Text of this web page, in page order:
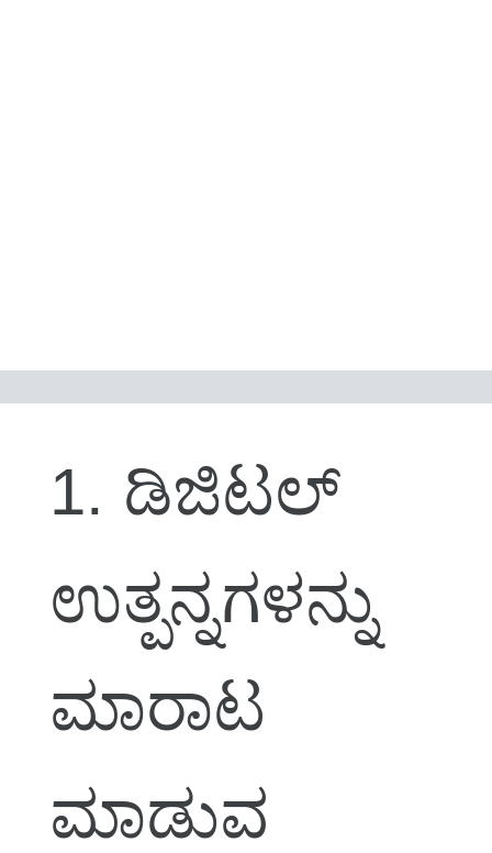
1. ಡಿಜಿಟಲ್
ಉತ್ಪನ್ನಗಳನ್ನು
ಮಾರಾಟ
ಮಾಡುವ